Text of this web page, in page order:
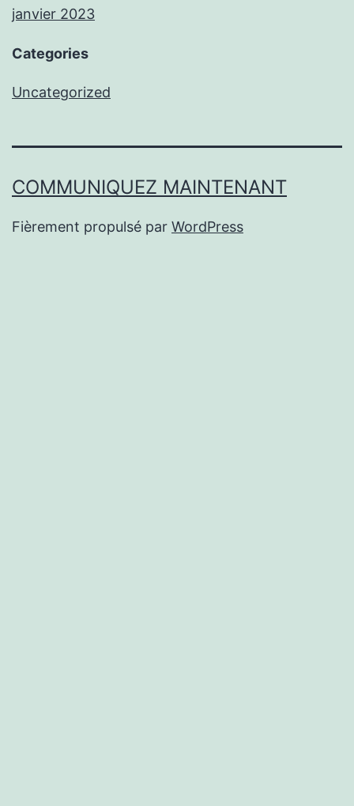
janvier 2023
Categories
Uncategorized
COMMUNIQUEZ MAINTENANT
Fièrement propulsé par WordPress